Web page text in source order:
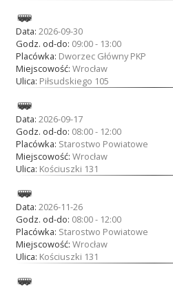
Data: 2026-09-30
Godz. od-do: 09:00 - 13:00
Placówka: Dworzec Główny PKP
Miejscowość: Wrocław
Ulica: Piłsudskiego 105
Data: 2026-09-17
Godz. od-do: 08:00 - 12:00
Placówka: Starostwo Powiatowe
Miejscowość: Wrocław
Ulica: Kościuszki 131
Data: 2026-11-26
Godz. od-do: 08:00 - 12:00
Placówka: Starostwo Powiatowe
Miejscowość: Wrocław
Ulica: Kościuszki 131